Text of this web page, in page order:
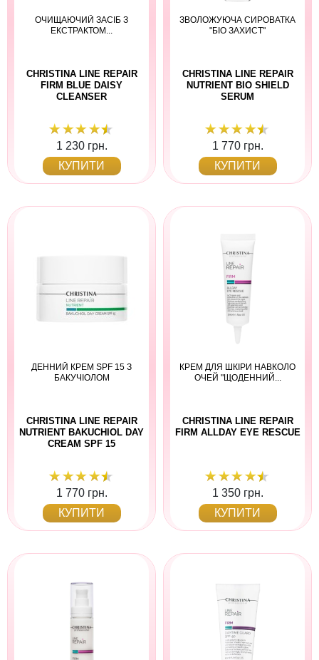
ОЧИЩАЮЧИЙ ЗАСІБ З
ЕКСТРАКТОМ...
CHRISTINA LINE REPAIR
FIRM BLUE DAISY
CLEANSER
1 230 грн.
КУПИТИ
ЗВОЛОЖУЮЧА СИРОВАТКА
"БІО ЗАХИСТ"
CHRISTINA LINE REPAIR
NUTRIENT BIO SHIELD
SERUM
1 770 грн.
КУПИТИ
ДЕННИЙ КРЕМ SPF 15 З
БАКУЧІОЛОМ
CHRISTINA LINE REPAIR
NUTRIENT BAKUCHIOL DAY
CREAM SPF 15
1 770 грн.
КУПИТИ
КРЕМ ДЛЯ ШКІРИ НАВКОЛО
ОЧЕЙ "ЩОДЕННИЙ...
CHRISTINA LINE REPAIR
FIRM ALLDAY EYE RESCUE
1 350 грн.
КУПИТИ